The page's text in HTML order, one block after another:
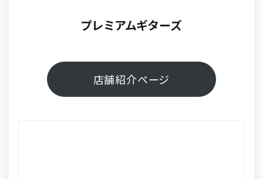
プレミアムギターズ
店舗紹介ページ